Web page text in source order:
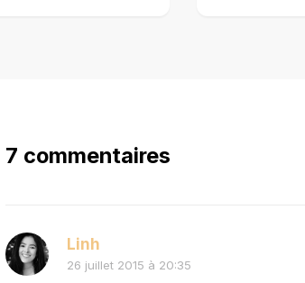
7 commentaires
Linh
26 juillet 2015 à 20:35